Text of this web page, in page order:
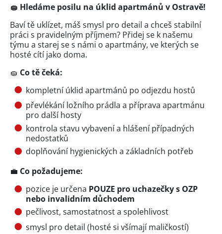
🧽 Hledáme posilu na úklid apartmánů v Ostravě!
Baví tě uklízet, máš smysl pro detail a chceš stabilní
práci s pravidelným příjmem? Přidej se k našemu
týmu a starej se s námi o apartmány, ve kterých se
hosté cítí jako doma.
🧽 Co tě čeká:
kompletní úklid apartmánů po odjezdu hostů
převlékání ložního prádla a příprava apartmánu
pro další hosty
kontrola stavu vybavení a hlášení případných
nedostatků
doplňování hygienických a základních potřeb
💼 Co požadujeme:
pozice je určena POUZE pro uchazečky s OZP
nebo invalidním důchodem
pečlivost, samostatnost a spolehlivost
smysl pro detail (hosté si všímají maličkostí)